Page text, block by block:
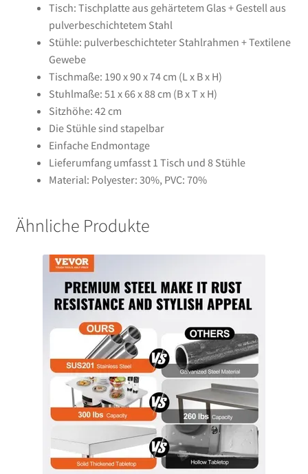
Tisch: Tischplatte aus gehärtetem Glas + Gestell aus
pulverbeschichtetem Stahl
Stühle: pulverbeschichteter Stahlrahmen + Textilene
Gewebe
Tischmaße: 190 x 90 x 74 cm (L x B x H)
Stuhlmaße: 51 x 66 x 88 cm (B x T x H)
Sitzhöhe: 42 cm
Die Stühle sind stapelbar
Einfache Endmontage
Lieferumfang umfasst 1 Tisch und 8 Stühle
Material: Polyester: 30%, PVC: 70%
Ähnliche Produkte